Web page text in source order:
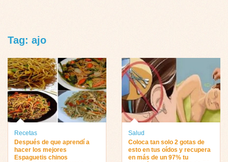
Tag: ajo
Recetas
Después de que aprendí a
hacer los mejores
Espaguetis chinos
Salud
Coloca tan solo 2 gotas de
esto en tus oídos y recupera
en más de un 97% tu